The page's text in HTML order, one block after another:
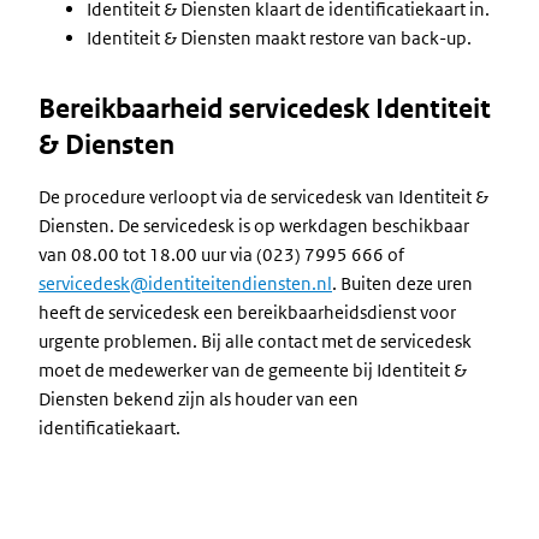
Identiteit & Diensten klaart de identificatiekaart in.
Identiteit & Diensten maakt restore van back-up.
Bereikbaarheid servicedesk Identiteit
& Diensten
De procedure verloopt via de servicedesk van Identiteit &
Diensten. De servicedesk is op werkdagen beschikbaar
van 08.00 tot 18.00 uur via (023) 7995 666 of
servicedesk@identiteitendiensten.nl. Buiten deze uren
heeft de servicedesk een bereikbaarheidsdienst voor
urgente problemen. Bij alle contact met de servicedesk
moet de medewerker van de gemeente bij Identiteit &
Diensten bekend zijn als houder van een
identificatiekaart.